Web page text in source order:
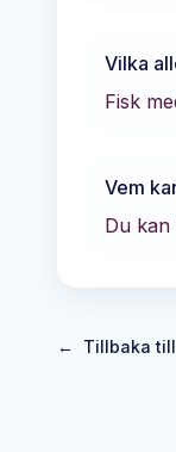
Vilka
Fisk
Vem
Du
← Tillbaka